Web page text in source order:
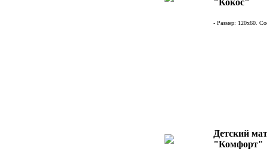
"Кокос"
- Размер: 120х60.
Детский
"Комфорт"